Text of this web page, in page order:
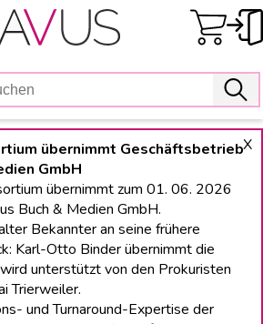
X
übernimmt Geschäftsbetrieb
GmbH
übernimmt zum 01. 06. 2026
Buch & Medien GmbH.
Bekannter an seine frühere
Karl-Otto Binder übernimmt die
unterstützt von den Prokuristen
Trierweiler.
und Turnaround-Expertise der